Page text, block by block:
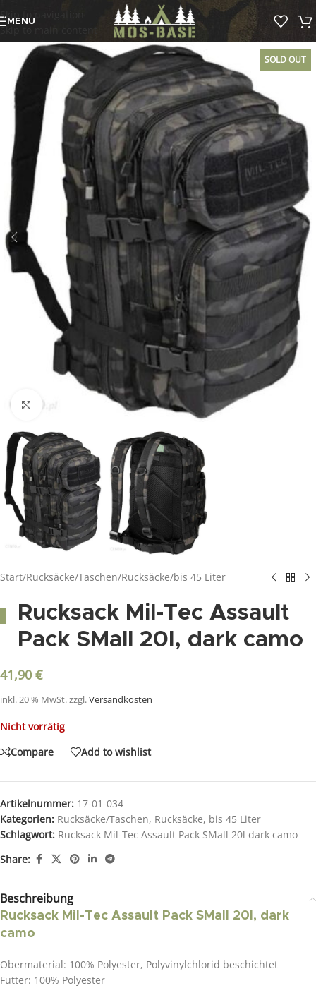
Skip to navigation
Skip to main content
MENU
SOLD OUT
Click to enlarge
Start/Rucksäcke/Taschen/Rucksäcke/bis 45 Liter
Rucksack Mil-Tec Assault
Pack SMall 20l, dark camo
41,90 €
inkl. 20 % MwSt.zzgl.Versandkosten
Nicht vorrätig
Compare
Add to wishlist
Artikelnummer: 17-01-034
Kategorien: Rucksäcke/Taschen, Rucksäcke, bis 45 Liter
Schlagwort: Rucksack Mil-Tec Assault Pack SMall 20l dark camo
Share:
Beschreibung
Rucksack Mil-Tec Assault Pack SMall 20l, dark
camo
Obermaterial: 100% Polyester, Polyvinylchlorid beschichtet
Futter: 100% Polyester